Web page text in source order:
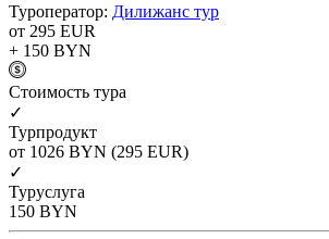
Туроператор: Дилижанс тур
от 295 EUR
+ 150 BYN
Cтоимость тура
✓
Турпродукт
от 1026 BYN (295 EUR)
✓
Туруслуга
150 BYN